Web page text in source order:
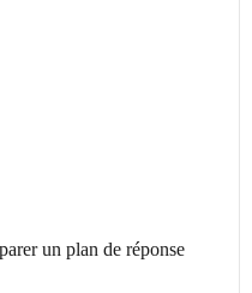
un plan de réponse